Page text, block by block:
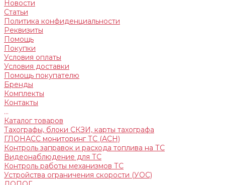
Новости
Статьи
Политика конфиденциальности
Реквизиты
Помощь
Покупки
Условия оплаты
Условия доставки
Помощь покупателю
Бренды
Комплекты
Контакты
...
Каталог товаров
Тахографы, блоки СКЗИ, карты тахографа
ГЛОНАСС мониторинг ТС (АСН)
Контроль заправок и расхода топлива на ТС
Видеонаблюдение для ТС
Контроль работы механизмов ТС
Устройства ограничения скорости (УОС)